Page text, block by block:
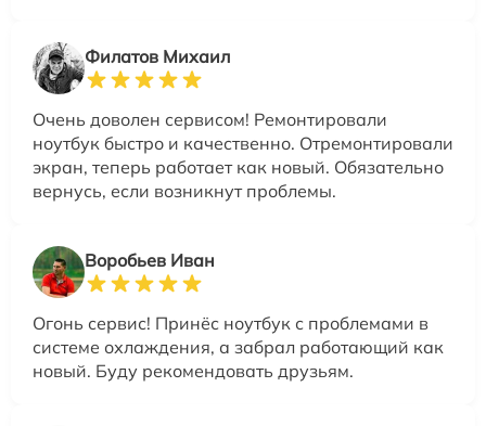
Филатов Михаил
Очень доволен сервисом! Ремонтировали
ноутбук быстро и качественно. Отремонтировали
экран, теперь работает как новый. Обязательно
вернусь, если возникнут проблемы.
Воробьев Иван
Огонь сервис! Принёс ноутбук с проблемами в
системе охлаждения, а забрал работающий как
новый. Буду рекомендовать друзьям.